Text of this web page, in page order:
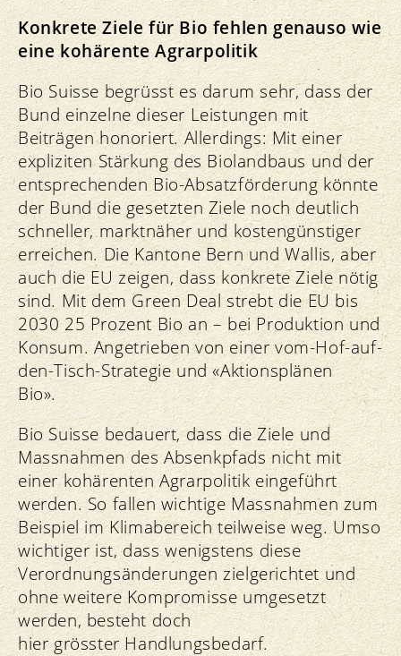
Konkrete Ziele für Bio fehlen genauso wie
eine kohärente Agrarpolitik
Bio Suisse begrüsst es darum sehr, dass der
Bund einzelne dieser Leistungen mit
Beiträgen honoriert. Allerdings: Mit einer
expliziten Stärkung des Biolandbaus und der
entsprechenden Bio-Absatzförderung könnte
der Bund die gesetzten Ziele noch deutlich
schneller, marktnäher und kostengünstiger
erreichen. Die Kantone Bern und Wallis, aber
auch die EU zeigen, dass konkrete Ziele nötig
sind. Mit dem Green Deal strebt die EU bis
2030 25 Prozent Bio an – bei Produktion und
Konsum. Angetrieben von einer vom-Hof-auf-
den-Tisch-Strategie und «Aktionsplänen
Bio».
Bio Suisse bedauert, dass die Ziele und
Massnahmen des Absenkpfads nicht mit
einer kohärenten Agrarpolitik eingeführt
werden. So fallen wichtige Massnahmen zum
Beispiel im Klimabereich teilweise weg. Umso
wichtiger ist, dass wenigstens diese
Verordnungsänderungen zielgerichtet und
ohne weitere Kompromisse umgesetzt
werden, besteht doch
hier grösster Handlungsbedarf.